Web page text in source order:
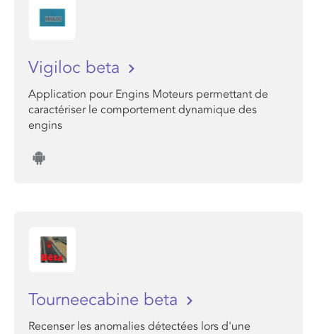
Vigiloc beta
Application pour Engins Moteurs permettant de
caractériser le comportement dynamique des
engins
Tourneecabine beta
Recenser les anomalies détectées lors d'une